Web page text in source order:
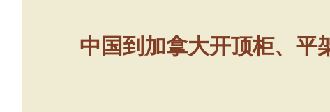
中国到加拿大开顶柜、平